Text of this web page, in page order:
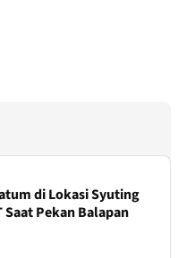
di Lokasi Syuting
Saat Pekan Balapan